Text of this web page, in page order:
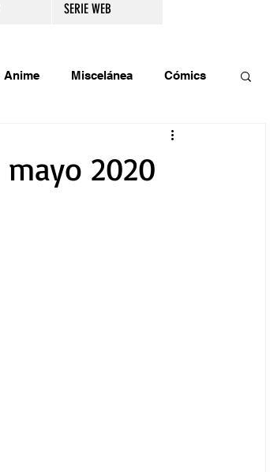
SERIE WEB
Anime Miscelánea Cómics
2020